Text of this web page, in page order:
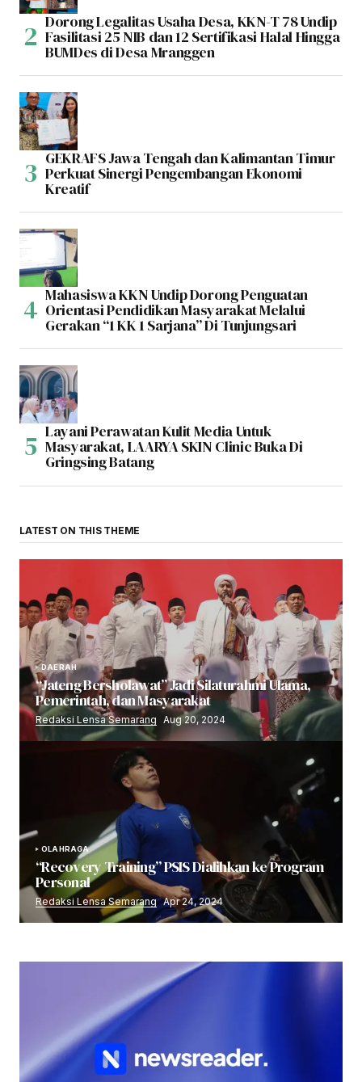
Dorong Legalitas Usaha Desa, KKN-T 78 Undip
Fasilitasi 25 NIB dan 12 Sertifikasi Halal Hingga
BUMDes di Desa Mranggen
GEKRAFS Jawa Tengah dan Kalimantan Timur
Perkuat Sinergi Pengembangan Ekonomi
Kreatif
Mahasiswa KKN Undip Dorong Penguatan
Orientasi Pendidikan Masyarakat Melalui
Gerakan “1 KK 1 Sarjana” Di Tunjungsari
Layani Perawatan Kulit Media Untuk
Masyarakat, LAARYA SKIN Clinic Buka Di
Gringsing Batang
LATEST ON THIS THEME
DAERAH
“Jateng Bersholawat” Jadi Silaturahmi Ulama,
Pemerintah, dan Masyarakat
Redaksi Lensa Semarang Aug 20, 2024
OLAHRAGA
“Recovery Training” PSIS Dialihkan ke Program
Personal
Redaksi Lensa Semarang Apr 24, 2024